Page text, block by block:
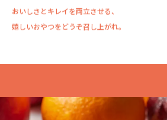
おいしさとキレイを両立させる、
嬉しいおやつをどうぞ召し上がれ。